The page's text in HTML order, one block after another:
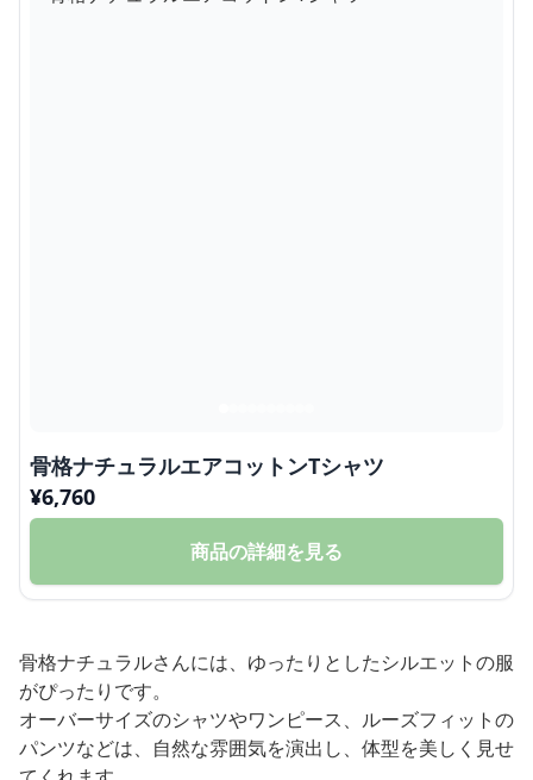
骨格ナチュラルエアコットンTシャツ
¥6,760
商品の詳細を見る
骨格ナチュラルさんには、ゆったりとしたシルエットの服
がぴったりです。
オーバーサイズのシャツやワンピース、ルーズフィットの
パンツなどは、自然な雰囲気を演出し、体型を美しく見せ